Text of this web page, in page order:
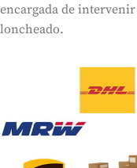
encargada de
loncheado.